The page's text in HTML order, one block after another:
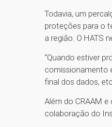
Todavia, um
proteções para o
a região. O HATS
“Quando estiver
comissionamento
final dos dados,
Além do CRAAM
colaboração do